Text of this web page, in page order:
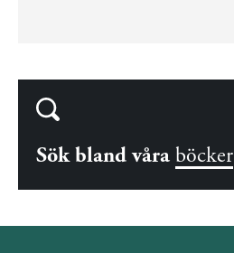
Sök bland våra böcker